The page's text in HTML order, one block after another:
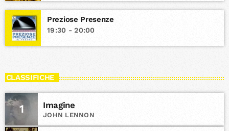
Preziose Presenze
19:30 - 20:00
CLASSIFICHE
1 Imagine
JOHN LENNON